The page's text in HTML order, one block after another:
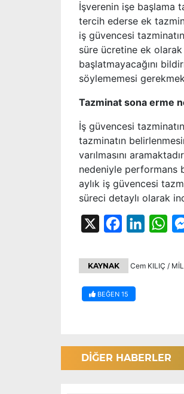
İşverenin işe başlama
tercih ederse ek
iş güvencesi
süre ücretine ek
başlatmayacağını
söylememesi
Tazminat sona erme
İş güvencesi
tazminatın
varılmasını
nedeniyle performans
aylık iş güvencesi
süreci detaylı olarak
FacebookLinkedIn
KAYNAK Cem KILIÇ /
BEĞEN 15
DİĞER HABERLER